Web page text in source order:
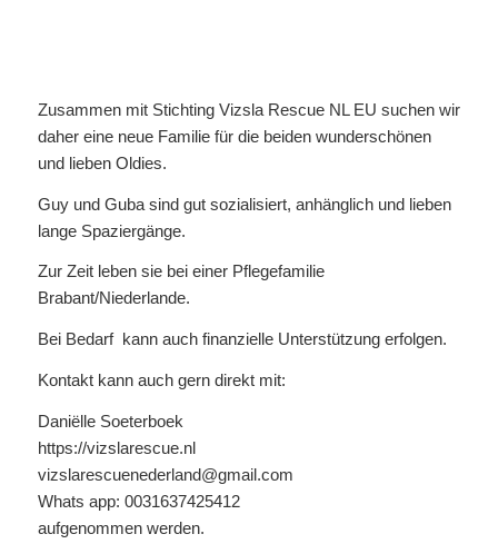
Zusammen mit Stichting Vizsla Rescue NL EU suchen wir
daher eine neue Familie für die beiden wunderschönen
und lieben Oldies.
Guy und Guba sind gut sozialisiert, anhänglich und lieben
lange Spaziergänge.
Zur Zeit leben sie bei einer Pflegefamilie
Brabant/Niederlande.
Bei Bedarf kann auch finanzielle Unterstützung erfolgen.
Kontakt kann auch gern direkt mit:
Daniëlle Soeterboek
https://vizslarescue.nl
vizslarescuenederland@gmail.com
Whats app: 0031637425412
aufgenommen werden.